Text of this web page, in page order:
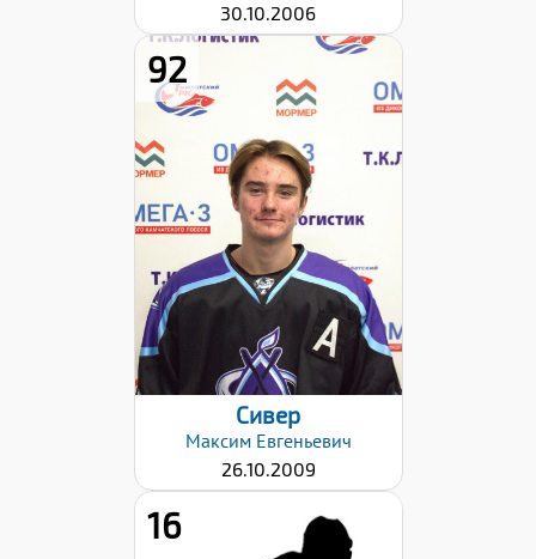
30.10.2006
92
Рост:
165
Вес:
58
Хват клюшки:
Левый
Дата заявки:
02.10.2023
Сивер
Максим Евгеньевич
26.10.2009
16